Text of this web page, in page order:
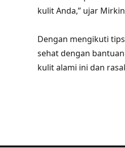
kulit Anda,” ujar
Dengan mengikuti
sehat dengan
kulit alami ini dan